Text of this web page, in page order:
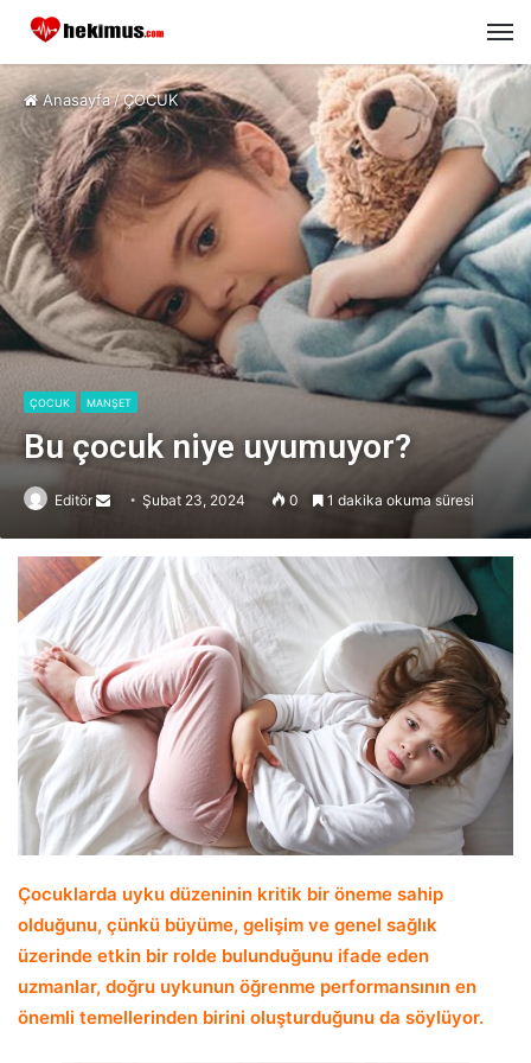
Anasayfa/ÇOCUK
ÇOCUK MANŞET
Bu çocuk niye uyumuyor?
Editör
Send
email
Şubat 23, 2024 0 1 dakika okuma süresi
Çocuklarda uyku düzeninin kritik bir öneme sahip
olduğunu, çünkü büyüme, gelişim ve genel sağlık
üzerinde etkin bir rolde bulunduğunu ifade eden
uzmanlar, doğru uykunun öğrenme performansının en
önemli temellerinden birini oluşturduğunu da söylüyor.